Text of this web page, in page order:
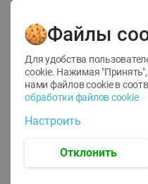
12
1.05 руб./
руб./шт
Корм влаж. для кош. с
Файлы
Для удобства
cookie. Нажимая
нами файлов cookie в
обработки файлов cookie
Настроить
Отклонить